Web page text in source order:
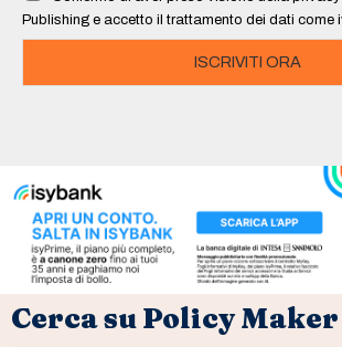
Publishing e accetto il trattamento dei dati come
ISCRIVITI ORA
Cerca su Policy Maker